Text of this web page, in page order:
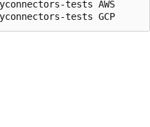
tests AWS